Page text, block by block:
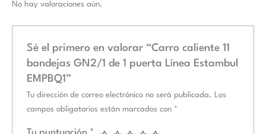
No hay valoraciones aún.
Sé el primero en valorar “Carro caliente 11
bandejas GN2/1 de 1 puerta Línea Estambul
EMPBQ1”
Tu dirección de correo electrónico no será publicada.
Los
campos obligatorios están marcados con *